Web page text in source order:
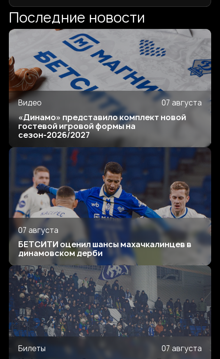
Последние новости
Видео 07 августа
«Динамо» представило комплект новой
гостевой игровой формы на
сезон-2026/2027
07 августа
БЕТСИТИ оценил шансы махачкалинцев в
динамовском дерби
Билеты 07 августа